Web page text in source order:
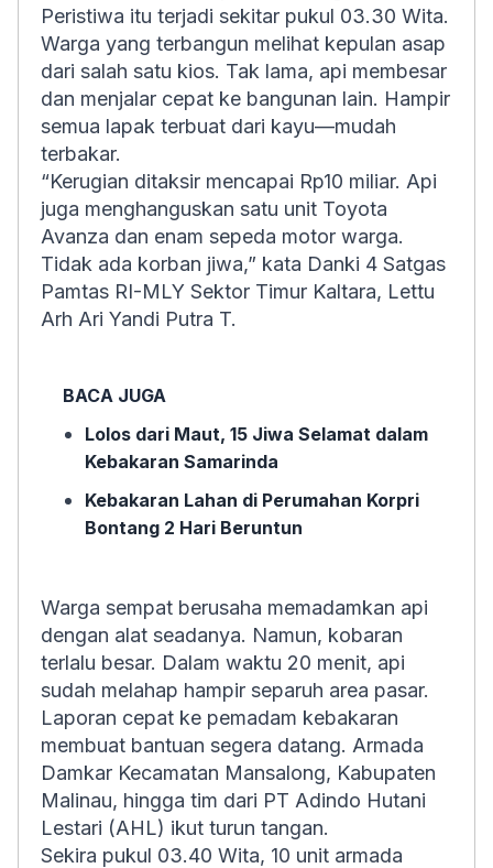
Peristiwa itu terjadi sekitar pukul 03.30 Wita.
Warga yang terbangun melihat kepulan asap
dari salah satu kios. Tak lama, api membesar
dan menjalar cepat ke bangunan lain. Hampir
semua lapak terbuat dari kayu—mudah
terbakar.
“Kerugian ditaksir mencapai Rp10 miliar. Api
juga menghanguskan satu unit Toyota
Avanza dan enam sepeda motor warga.
Tidak ada korban jiwa,” kata Danki 4 Satgas
Pamtas RI-MLY Sektor Timur Kaltara, Lettu
Arh Ari Yandi Putra T.
BACA JUGA
Lolos dari Maut, 15 Jiwa Selamat dalam
Kebakaran Samarinda
Kebakaran Lahan di Perumahan Korpri
Bontang 2 Hari Beruntun
Warga sempat berusaha memadamkan api
dengan alat seadanya. Namun, kobaran
terlalu besar. Dalam waktu 20 menit, api
sudah melahap hampir separuh area pasar.
Laporan cepat ke pemadam kebakaran
membuat bantuan segera datang. Armada
Damkar Kecamatan Mansalong, Kabupaten
Malinau, hingga tim dari PT Adindo Hutani
Lestari (AHL) ikut turun tangan.
Sekira pukul 03.40 Wita, 10 unit armada